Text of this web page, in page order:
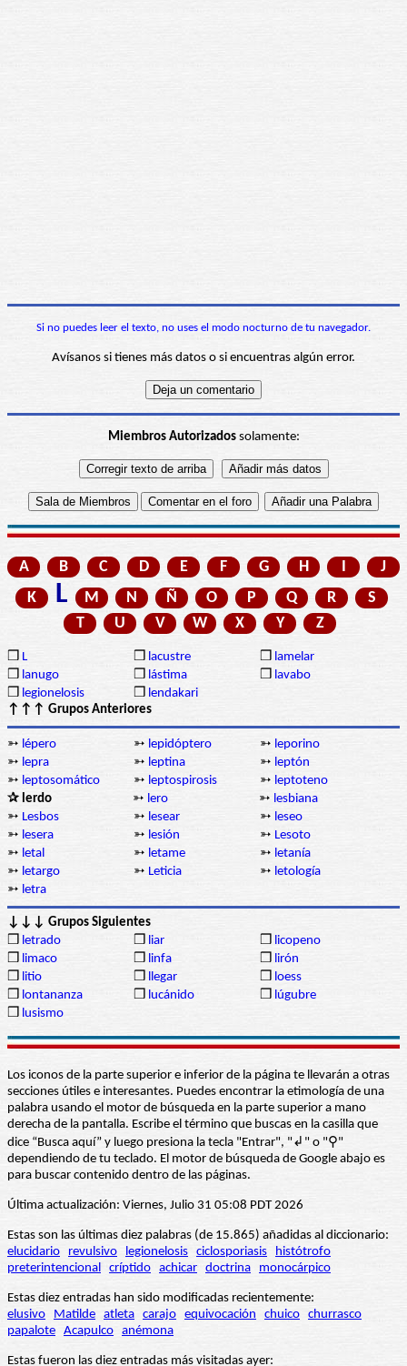
Si no puedes leer el texto, no uses el modo nocturno de tu navegador.
Avísanos si tienes más datos o si encuentras algún error.
Miembros Autorizadossolamente:
A B C D E F G H I
J
K
L M N Ñ O P Q R
S
T
U V W X Y Z
❒ L ❒ lacustre ❒ lamelar
❒ lanugo ❒ lástima ❒ lavabo
❒ legionelosis ❒ lendakari
↑↑↑ Grupos Anteriores
➳ lépero ➳ lepidóptero ➳ leporino
➳ lepra ➳ leptina ➳ leptón
➳ leptosomático ➳ leptospirosis ➳ leptoteno
✰ lerdo
➳ lero ➳ lesbiana
➳ Lesbos ➳ lesear ➳ leseo
➳ lesera ➳ lesión ➳ Lesoto
➳ letal ➳ letame ➳ letanía
➳ letargo ➳ Leticia ➳ letología
➳ letra
↓↓↓ Grupos Siguientes
❒ letrado ❒ liar ❒ licopeno
❒ limaco ❒ linfa ❒ lirón
❒ litio ❒ llegar ❒ loess
❒ lontananza ❒ lucánido ❒ lúgubre
❒ lusismo
Los iconos de la parte superior e inferior de la página te llevarán a otras
secciones útiles e interesantes. Puedes encontrar la etimología de una
palabra usando el motor de búsqueda en la parte superior a mano
derecha de la pantalla. Escribe el término que buscas en la casilla que
dice “Busca aquí” y luego presiona la tecla "Entrar", "↲" o "⚲"
dependiendo de tu teclado. El motor de búsqueda de Google abajo es
para buscar contenido dentro de las páginas.
Última actualización: Viernes, Julio 31 05:08 PDT 2026
Estas son las últimas diez palabras (de 15.865) añadidas al diccionario:
elucidario
revulsivo legionelosis ciclosporiasis
histótrofo
preterintencional críptido achicar doctrina monocárpico
Estas diez entradas han sido modificadas recientemente:
elusivo
Matilde atleta carajo equivocación chuico churrasco
papalote Acapulco anémona
Estas fueron las diez entradas más visitadas ayer: